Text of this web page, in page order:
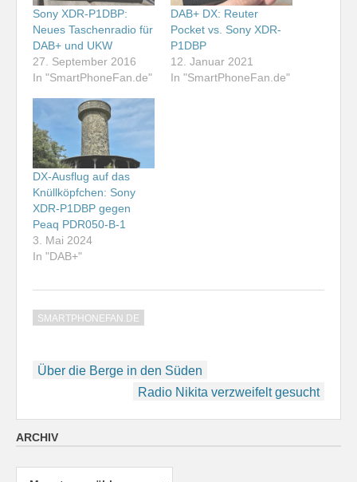
Sony XDR-P1DBP:
Neues Taschenradio für
DAB+ und UKW
27. September 2016
In "SmartPhoneFan.de"
DAB+ DX: Reuter
Pocket vs. Sony XDR-
P1DBP
12. Januar 2021
In "SmartPhoneFan.de"
DX-Ausflug auf das
Knüllköpfchen: Sony
XDR-P1DBP gegen
Peaq PDR050-B-1
3. Mai 2024
In "DAB+"
SMARTPHONEFAN.DE
Beitragsnavigation
Über die Berge in den Süden
Radio Nikita verzweifelt gesucht
ARCHIV
Archiv